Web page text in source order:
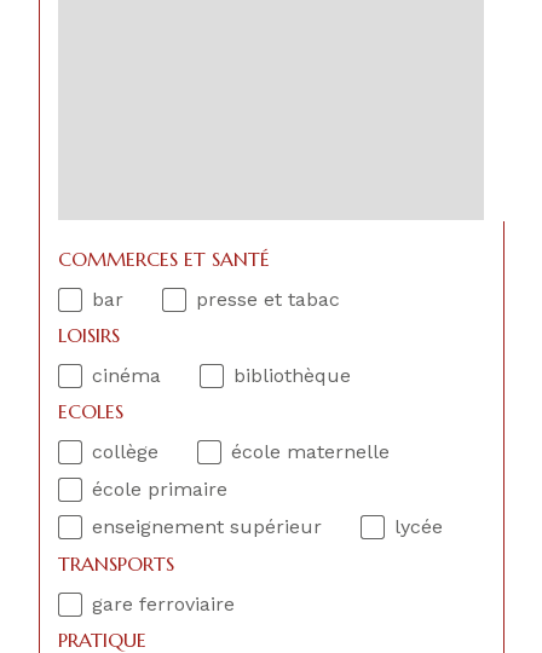
COMMERCES ET SANTÉ
bar presse et tabac
LOISIRS
cinéma bibliothèque
ECOLES
collège
école maternelle
école primaire
enseignement supérieur
lycée
TRANSPORTS
gare ferroviaire
PRATIQUE